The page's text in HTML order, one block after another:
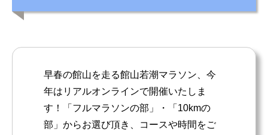
早春の館山を走る館山若潮マラソン、今
年はリアルオンラインで開催いたしま
す！「フルマラソンの部」・「10kmの
部」からお選び頂き、コースや時間をご